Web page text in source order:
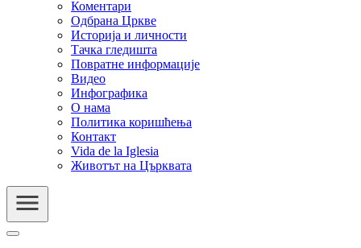
Коментари
Одбрана Цркве
Историја и личности
Тачка гледишта
Повратне информације
Видео
Инфографика
О нама
Политика коришћења
Контакт
Vida de la Iglesia
Животът на Църквата